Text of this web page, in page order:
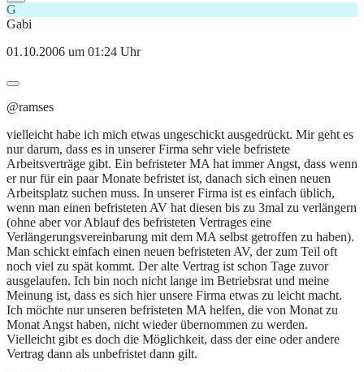
G
Gabi
01.10.2006 um 01:24 Uhr
@ramses
vielleicht habe ich mich etwas ungeschickt ausgedrückt. Mir geht es
nur darum, dass es in unserer Firma sehr viele befristete
Arbeitsverträge gibt. Ein befristeter MA hat immer Angst, dass wenn
er nur für ein paar Monate befristet ist, danach sich einen neuen
Arbeitsplatz suchen muss. In unserer Firma ist es einfach üblich,
wenn man einen befristeten AV hat diesen bis zu 3mal zu verlängern
(ohne aber vor Ablauf des befristeten Vertrages eine
Verlängerungsvereinbarung mit dem MA selbst getroffen zu haben).
Man schickt einfach einen neuen befristeten AV, der zum Teil oft
noch viel zu spät kommt. Der alte Vertrag ist schon Tage zuvor
ausgelaufen. Ich bin noch nicht lange im Betriebsrat und meine
Meinung ist, dass es sich hier unsere Firma etwas zu leicht macht.
Ich möchte nur unseren befristeten MA helfen, die von Monat zu
Monat Angst haben, nicht wieder übernommen zu werden.
Vielleicht gibt es doch die Möglichkeit, dass der eine oder andere
Vertrag dann als unbefristet dann gilt.